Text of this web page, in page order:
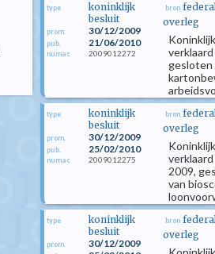
type
koninklijk
besluit
prom. 30/12/2009
pub. 21/06/2010
numac 2009012272
bron
overleg
gesloten
type
koninklijk
besluit
prom. 30/12/2009
pub. 25/02/2010
numac 2009012275
bron
overleg
2009,
van
type
koninklijk
besluit
prom. 30/12/2009
bron
overleg